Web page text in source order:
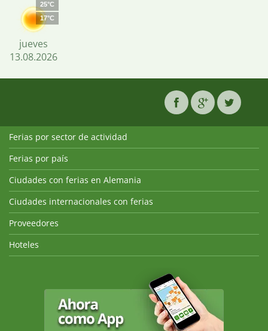
25°C
17°C
jueves
13.08.2026
Ferias por sector de actividad
Ferias por país
Ciudades con ferias en Alemania
Ciudades internacionales con ferias
Proveedores
Hoteles